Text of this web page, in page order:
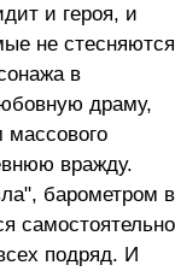
и героя, и
не стесняются
в
драму,
массового
вражду.
барометром в
самостоятельно
подряд. И